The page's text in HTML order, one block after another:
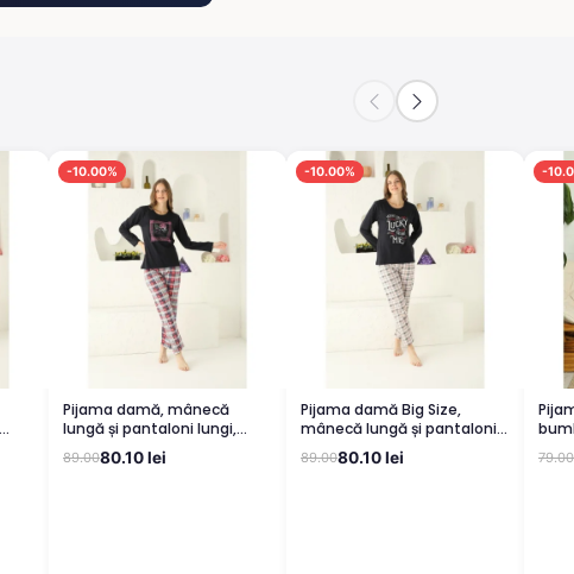
-10.00%
Pijama damă, mânecă
lungă și pantaloni lungi,
imprimeu floral, negru
89.0080.10 lei
-10.00%
Pijama damă Big Size,
mânecă lungă și pantaloni
lungi, imprimeu cu Lucky,
negru
89.0080.10 lei
-
79.00